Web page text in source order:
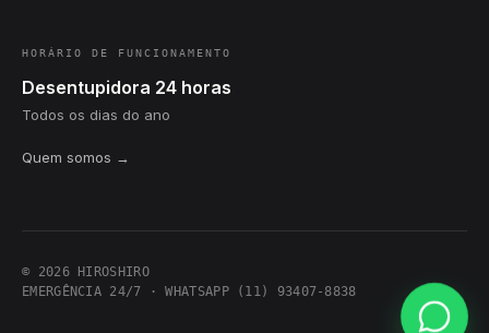
HORÁRIO DE FUNCIONAMENTO
Desentupidora 24 horas
Todos os dias do ano
Quem somos →
© 2026 HIROSHIRO
EMERGÊNCIA 24/7 · WHATSAPP (11) 93407-8838